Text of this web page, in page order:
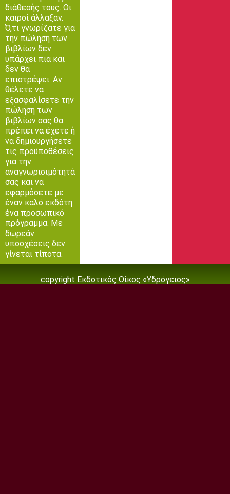
διάθεσής τους. Οι
καιροί άλλαξαν.
Ό,τι γνωρίζατε για
την πώληση των
βιβλίων δεν
υπάρχει πια και
δεν θα
επιστρέψει. Αν
θέλετε να
εξασφαλίσετε την
πώληση των
βιβλίων σας θα
πρέπει να έχετε ή
να δημιουργήσετε
τις προϋποθέσεις
για την
αναγνωρισιμότητά
σας και να
εφαρμόσετε με
έναν καλό εκδότη
ένα προσωπικό
πρόγραμμα. Με
δωρεάν
υποσχέσεις δεν
γίνεται τίποτα.
copyright Εκδοτικός Οίκος «Υδρόγειος»